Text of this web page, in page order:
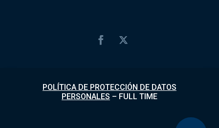
POLÍTICA DE PROTECCIÓN DE DATOS
PERSONALES – FULL TIME